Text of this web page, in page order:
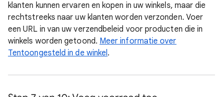
klanten kunnen ervaren en kopen in uw winkels, maar die
rechtstreeks naar uw klanten worden verzonden. Voer
een URL in van uw verzendbeleid voor producten die in
winkels worden getoond. Meer informatie over
Tentoongesteld in de winkel.